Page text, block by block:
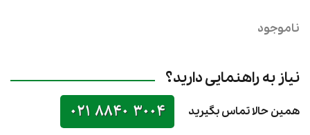
ناموجود
نیاز به راهنمایی دارید؟
همین حالا تماس بگیرید 021 8840 3004